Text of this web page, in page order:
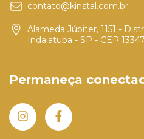
contato@kinstal.com.br
Alameda Júpiter, 1151 -
Indaiatuba - SP - CEP
Permaneça